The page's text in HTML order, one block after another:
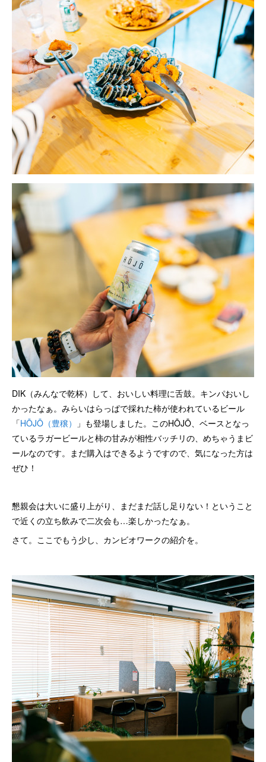
DIK（みんなで乾杯）して、おいしい料理に舌鼓。キンパおいし
かったなぁ。みらいはらっぱで採れた柿が使われているビール
「HŌJŌ（豊穣）
」も登場しました。このHŌJŌ、ベースとなっ
ているラガービールと柿の甘みが相性バッチリの、めちゃうまビ
ールなのです。まだ購入はできるようですので、気になった方は
ぜひ！
懇親会は大いに盛り上がり、まだまだ話し足りない！ということ
で近くの立ち飲みで二次会も…楽しかったなぁ。
さて。ここでもう少し、カンビオワークの紹介を。